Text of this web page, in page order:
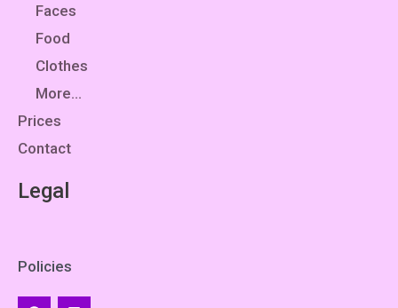
Faces
Food
Clothes
More…
Prices
Contact
Legal
Policies